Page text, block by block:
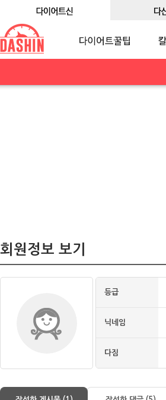
회원정보 보기
등급
닉네임
다짐